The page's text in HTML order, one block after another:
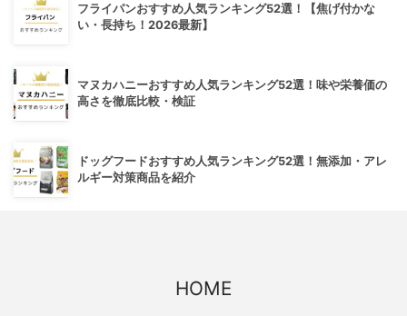
フライパンおすすめ人気ランキング52選！【焦げ付かな
い・長持ち！2026最新】
マヌカハニーおすすめ人気ランキング52選！味や栄養価の
高さを徹底比較・検証
ドッグフードおすすめ人気ランキング52選！無添加・アレ
ルギー対策商品を紹介
HOME